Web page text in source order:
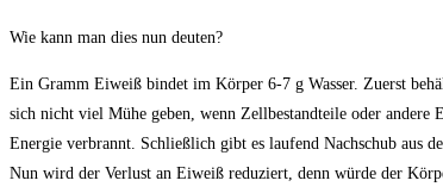
Wie kann man dies nun deuten?
Ein Gramm Eiweiß bindet im Körper 6-7 g Wasser. Zuerst
sich nicht viel Mühe geben, wenn Zellbestandteile oder
Energie verbrannt. Schließlich gibt es laufend Nachschub aus
Nun wird der Verlust an Eiweiß reduziert, denn würde der